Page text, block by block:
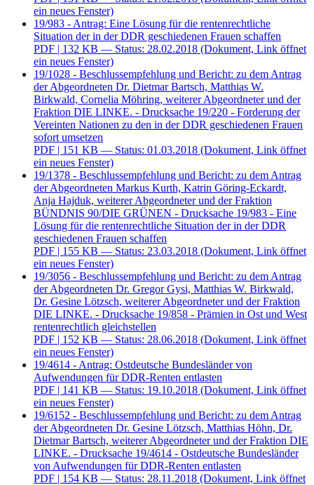
ein neues Fenster)
19/983 - Antrag: Eine Lösung für die rentenrechtliche
Situation der in der DDR geschiedenen Frauen schaffen
PDF | 132 KB — Status: 28.02.2018 (Dokument, Link öffnet
ein neues Fenster)
19/1028 - Beschlussempfehlung und Bericht: zu dem Antrag
der Abgeordneten Dr. Dietmar Bartsch, Matthias W.
Birkwald, Cornelia Möhring, weiterer Abgeordneter und der
Fraktion DIE LINKE. - Drucksache 19/220 - Forderung der
Vereinten Nationen zu den in der DDR geschiedenen Frauen
sofort umsetzen
PDF | 151 KB — Status: 01.03.2018 (Dokument, Link öffnet
ein neues Fenster)
19/1378 - Beschlussempfehlung und Bericht: zu dem Antrag
der Abgeordneten Markus Kurth, Katrin Göring-Eckardt,
Anja Hajduk, weiterer Abgeordneter und der Fraktion
BÜNDNIS 90/DIE GRÜNEN - Drucksache 19/983 - Eine
Lösung für die rentenrechtliche Situation der in der DDR
geschiedenen Frauen schaffen
PDF | 155 KB — Status: 23.03.2018 (Dokument, Link öffnet
ein neues Fenster)
19/3056 - Beschlussempfehlung und Bericht: zu dem Antrag
der Abgeordneten Dr. Gregor Gysi, Matthias W. Birkwald,
Dr. Gesine Lötzsch, weiterer Abgeordneter und der Fraktion
DIE LINKE. - Drucksache 19/858 - Prämien in Ost und West
rentenrechtlich gleichstellen
PDF | 152 KB — Status: 28.06.2018 (Dokument, Link öffnet
ein neues Fenster)
19/4614 - Antrag: Ostdeutsche Bundesländer von
Aufwendungen für DDR-Renten entlasten
PDF | 141 KB — Status: 19.10.2018 (Dokument, Link öffnet
ein neues Fenster)
19/6152 - Beschlussempfehlung und Bericht: zu dem Antrag
der Abgeordneten Dr. Gesine Lötzsch, Matthias Höhn, Dr.
Dietmar Bartsch, weiterer Abgeordneter und der Fraktion DIE
LINKE. - Drucksache 19/4614 - Ostdeutsche Bundesländer
von Aufwendungen für DDR-Renten entlasten
PDF | 154 KB — Status: 28.11.2018 (Dokument, Link öffnet